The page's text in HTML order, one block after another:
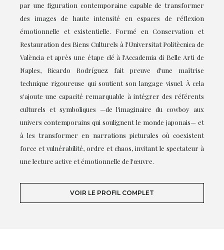
par une figuration contemporaine capable de transformer
des images de haute intensité en espaces de réflexion
émotionnelle et existentielle. Formé en Conservation et
Restauration des Biens Culturels à l'Universitat Politècnica de
València et après une étape clé à l'Accademia di Belle Arti de
Naples, Ricardo Rodríguez fait preuve d'une maîtrise
technique rigoureuse qui soutient son langage visuel. À cela
s'ajoute une capacité remarquable à intégrer des référents
culturels et symboliques —de l'imaginaire du cowboy aux
univers contemporains qui soulignent le monde japonais— et
à les transformer en narrations picturales où coexistent
force et vulnérabilité, ordre et chaos, invitant le spectateur à
une lecture active et émotionnelle de l'œuvre.
VOIR LE PROFIL COMPLET